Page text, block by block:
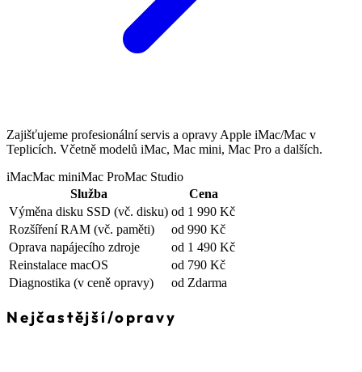
Zajišťujeme profesionální servis a opravy Apple iMac/Mac v
Teplicích. Včetně modelů iMac, Mac mini, Mac Pro a dalších.
iMacMac miniMac ProMac Studio
Služba
Cena
Výměna disku SSD (vč. disku) od 1 990 Kč
Rozšíření RAM (vč. paměti)
od 990 Kč
Oprava napájecího zdroje
od 1 490 Kč
Reinstalace macOS
od 790 Kč
Diagnostika (v ceně opravy) od Zdarma
Nejčastější/opravy